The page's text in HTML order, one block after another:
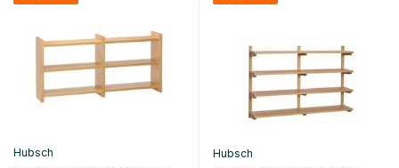
Hubsch
Hubsch